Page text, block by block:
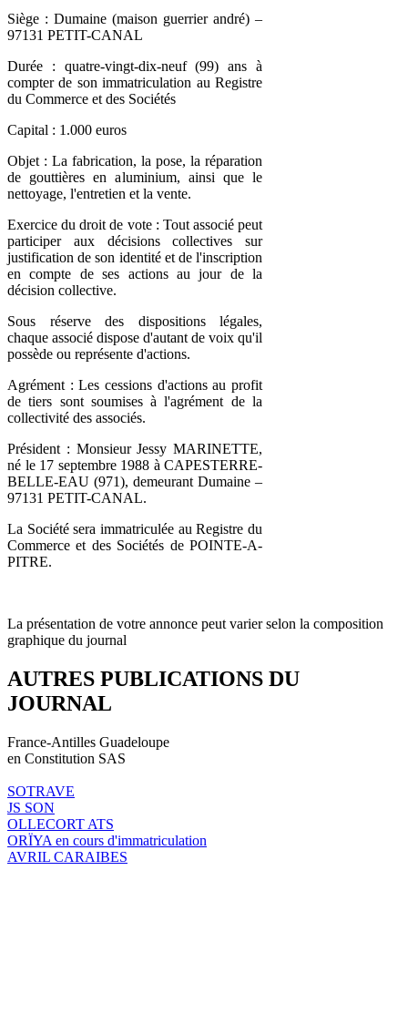
Siège : Dumaine (maison guerrier andré) –
97131 PETIT-CANAL
Durée : quatre-vingt-dix-neuf (99) ans à
compter de son immatriculation au Registre
du Commerce et des Sociétés
Capital : 1.000 euros
Objet : La fabrication, la pose, la réparation
de gouttières en aluminium, ainsi que le
nettoyage, l'entretien et la vente.
Exercice du droit de vote : Tout associé peut
participer aux décisions collectives sur
justification de son identité et de l'inscription
en compte de ses actions au jour de la
décision collective.
Sous réserve des dispositions légales,
chaque associé dispose d'autant de voix qu'il
possède ou représente d'actions.
Agrément : Les cessions d'actions au profit
de tiers sont soumises à l'agrément de la
collectivité des associés.
Président : Monsieur Jessy MARINETTE,
né le 17 septembre 1988 à CAPESTERRE-
BELLE-EAU (971), demeurant Dumaine –
97131 PETIT-CANAL.
La Société sera immatriculée au Registre du
Commerce et des Sociétés de POINTE-A-
PITRE.
La présentation de votre annonce peut varier selon la composition
graphique du journal
AUTRES PUBLICATIONS DU
JOURNAL
France-Antilles Guadeloupe
en Constitution SAS
SOTRAVE
JS SON
OLLECORT ATS
ORÏYA en cours d'immatriculation
AVRIL CARAIBES